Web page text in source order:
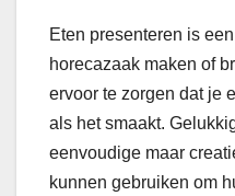
Eten presenteren is
horecazaak maken of
ervoor te zorgen dat je
als het smaakt.
eenvoudige maar
kunnen gebruiken om